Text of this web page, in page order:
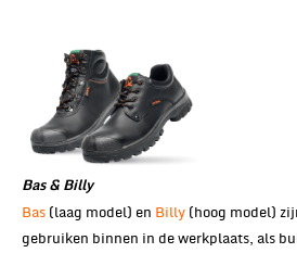
Bas & Billy
Bas (laag model) en Billy (hoog model)
gebruiken binnen in de werkplaats, als